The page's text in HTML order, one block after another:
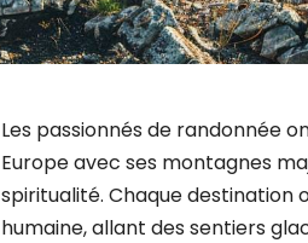
Les passionnés de randonnée
Europe avec ses montagnes
spiritualité. Chaque destination
humaine, allant des sentiers